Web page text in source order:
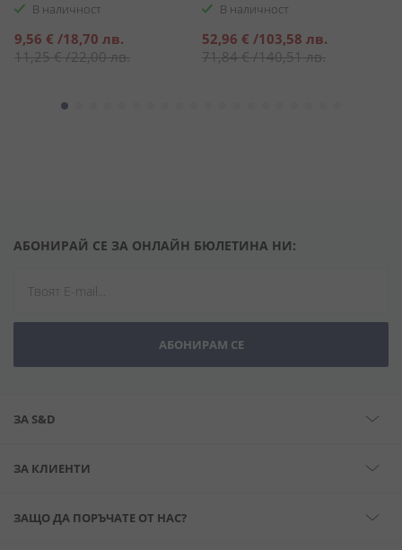
В наличност
Специална
цена
9,56 € /18,70 лв.
11,25 €/22,00 лв.
В наличност
Специална
цена
52,96 € /103,58 лв.
71,84 €/140,51 лв.
АБОНИРАЙ СЕ ЗА ОНЛАЙН БЮЛЕТИНА НИ:
АБОНИРАМ СЕ
ЗА S&D
ЗА КЛИЕНТИ
ЗАЩО ДА ПОРЪЧАТЕ ОТ НАС?